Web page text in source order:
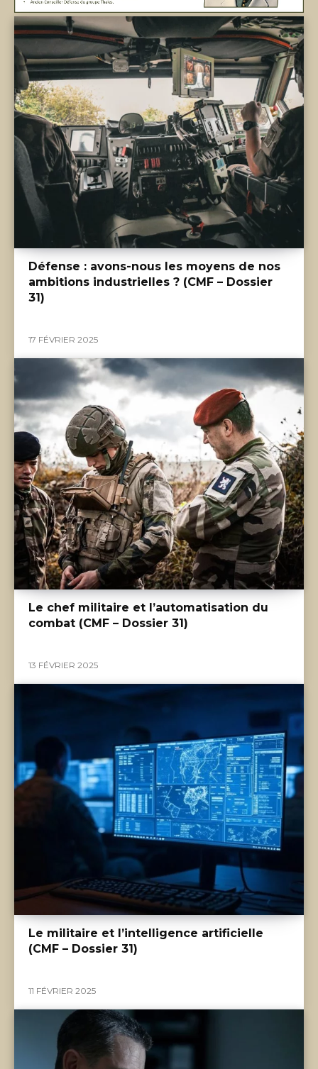
Défense : avons-nous les moyens de nos
ambitions industrielles ? (CMF – Dossier
31)
17 FÉVRIER 2025
Le chef militaire et l’automatisation du
combat (CMF – Dossier 31)
13 FÉVRIER 2025
Le militaire et l’intelligence artificielle
(CMF – Dossier 31)
11 FÉVRIER 2025